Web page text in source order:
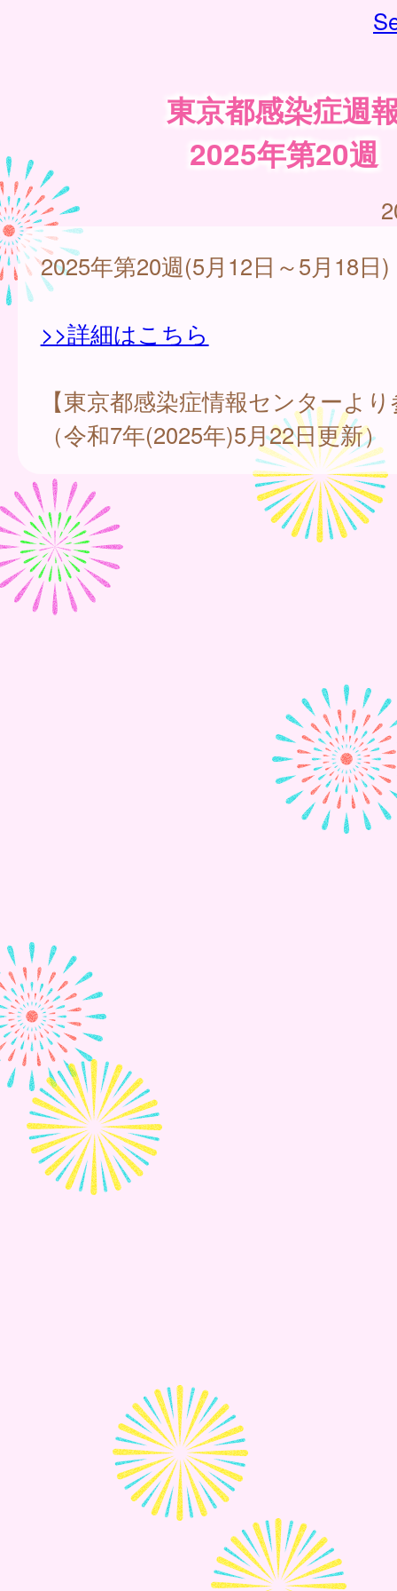
東京都感染症週
2025年第20週
2025年第20週(5月12日～5月18日)
>>詳細はこちら
【東京都感染症情報センターよ
（令和7年(2025年)5月22日更新）